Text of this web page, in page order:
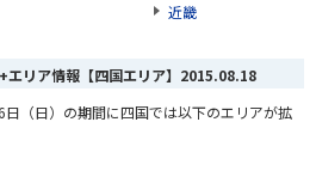
近畿
リア情報【四国エリア】 2015.08.18
（日）の期間に四国では以下のエリアが拡